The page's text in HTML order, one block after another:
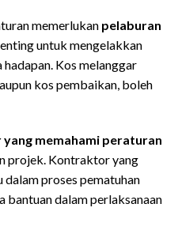
memerlukan pelaburan
untuk mengelakkan
Kos melanggar
kos pembaikan, boleh
memahami peraturan
projek. Kontraktor yang
proses pematuhan
bantuan dalam perlaksanaan